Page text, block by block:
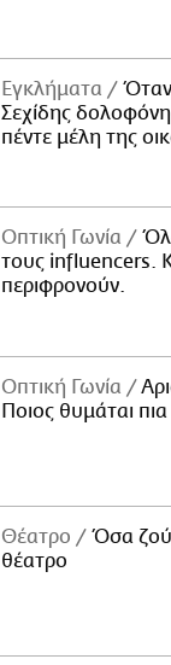
Εγκλήματα
Όταν
Σεχίδης
πέντε μέλη της
Οπτική Γωνία
τους influencers.
περιφρονούν.
Οπτική Γωνία
Ποιος θυμάται
Θέατρο
Όσα
θέατρο